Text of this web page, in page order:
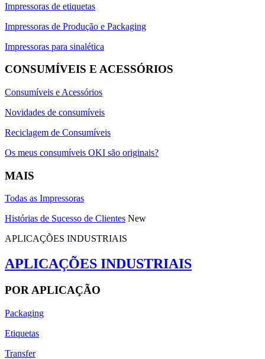
Impressoras de etiquetas
Impressoras de Produção e Packaging
Impressoras para sinalética
CONSUMÍVEIS E ACESSÓRIOS
Consumíveis e Acessórios
Novidades de consumíveis
Reciclagem de Consumíveis
Os meus consumíveis OKI são originais?
MAIS
Todas as Impressoras
Histórias de Sucesso de Clientes New
APLICAÇÕES INDUSTRIAIS
APLICAÇÕES INDUSTRIAIS
POR APLICAÇÃO
Packaging
Etiquetas
Transfer